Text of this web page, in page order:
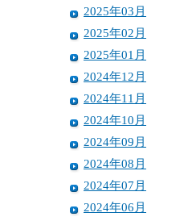
2025年03月
2025年02月
2025年01月
2024年12月
2024年11月
2024年10月
2024年09月
2024年08月
2024年07月
2024年06月